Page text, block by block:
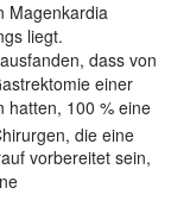
Magenkardia
liegt.
dass von
einer
hatten, 100 % eine
die eine
vorbereitet sein,